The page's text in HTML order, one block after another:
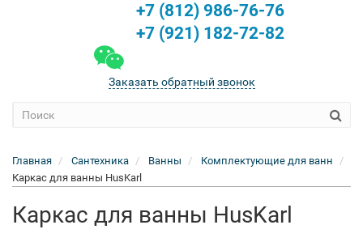
+7 (812) 986-76-76
+7 (921) 182-72-82
Заказать обратный звонок
Главная Сантехника Ванны
Комплектующие для ванн
Каркас для ванны HusKarl
Каркас для ванны HusKarl